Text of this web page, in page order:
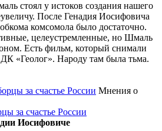
стоял у истоков создания нашего
После Генадия Иосифовича
комсомола было достаточно.
целеустремленные, но Шмаль
Есть фильм, который снимали
«Геолог». Народу там была тьма.
Мнения о
за счастье России
Иосифовиче